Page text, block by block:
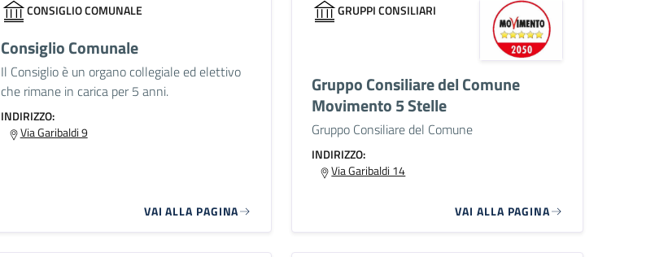
CONSIGLIO COMUNALE
Consiglio Comunale
Il Consiglio è un organo collegiale ed elettivo
che rimane in carica per 5 anni.
INDIRIZZO:
Via Garibaldi 9
VAI ALLA PAGINA
GRUPPI CONSILIARI
Gruppo Consiliare del Comune
Movimento 5 Stelle
Gruppo Consiliare del Comune
INDIRIZZO:
Via Garibaldi 14
VAI ALLA PAGINA